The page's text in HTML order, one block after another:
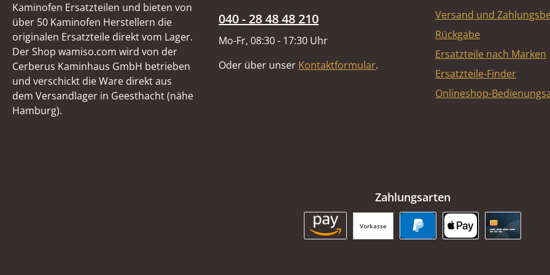
6 mm unter Verwendung
eines
Dichtungsabbinders.
Durchmesser 6 mm
Länge 50 mm
Kaminofen Ersatzteilen und bieten von
über 50 Kaminofen Herstellern die
originalen Ersatzteile direkt vom Lager.
Der Shop wamiso.com wird von der
Cerberus Kaminhaus GmbH betrieben
und verschickt die Ware direkt aus
dem Versandlager in Geesthacht (nähe
Hamburg).
040 - 28 48 48 210
Mo-Fr, 08:30 - 17:30 Uhr
Oder über unser Kontaktformular.
Versand und
Rückgabe
Ersatzteile nach Marken
Ersatzteile-Finder
Onlineshop-
Zahlungsarten
Vorkasse